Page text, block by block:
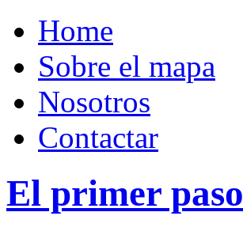
Home
Sobre el mapa
Nosotros
Contactar
El primer paso